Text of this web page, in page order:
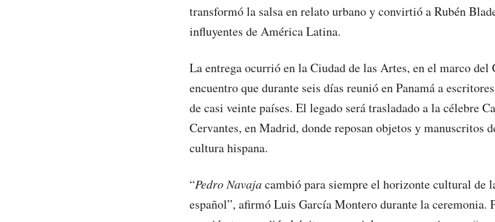
transformó la salsa en relato urbano y convirtió a Rubén
influyentes de América Latina.
La entrega ocurrió en la Ciudad de las Artes, en el marco del
encuentro que durante seis días reunió en Panamá a
de casi veinte países. El legado será trasladado a la célebre
Cervantes, en Madrid, donde reposan objetos y manuscritos
cultura hispana.
“Pedro Navajacambió para siempre el horizonte cultural de
español”, afirmó Luis García Montero durante la ceremonia.